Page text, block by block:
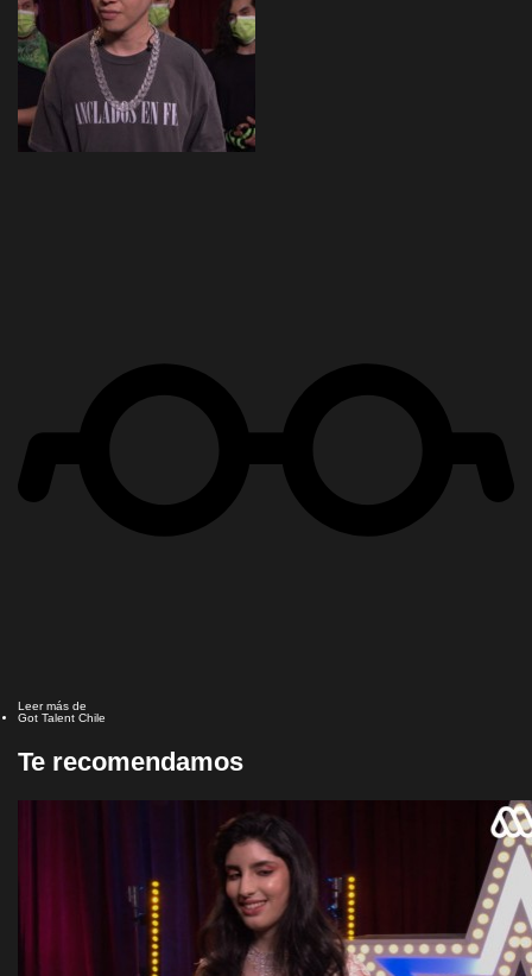
Leer más de
Got Talent Chile
Te recomendamos